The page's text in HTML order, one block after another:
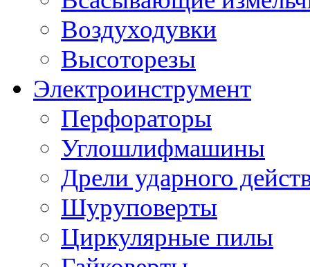
Воздуходувки
Высоторезы
Электроинструмент
Перфораторы
Углошлифмашины
Дрели ударного
Шуруповерты
Циркулярные пилы